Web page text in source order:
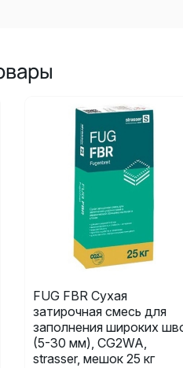
FUG FBR Сухая
затирочная смесь для
заполнения широких
(5-30 мм), CG2WA,
strasser, мешок 25 кг